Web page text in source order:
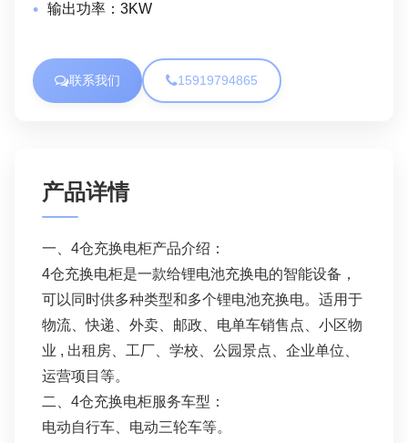
输出功率： 3KW
联系我们 15919794865
产品详情
一、4仓充换电柜产品介绍：
4仓充换电柜是一款给锂电池充换电的智能设备，
可以同时供多种类型和多个锂电池充换电。适用于
物流、快递、外卖、邮政、电单车销售点、小区物
业 , 出租房、工厂、学校、公园景点、企业单位、
运营项目等。
二、4仓充换电柜服务车型：
电动自行车、电动三轮车等。